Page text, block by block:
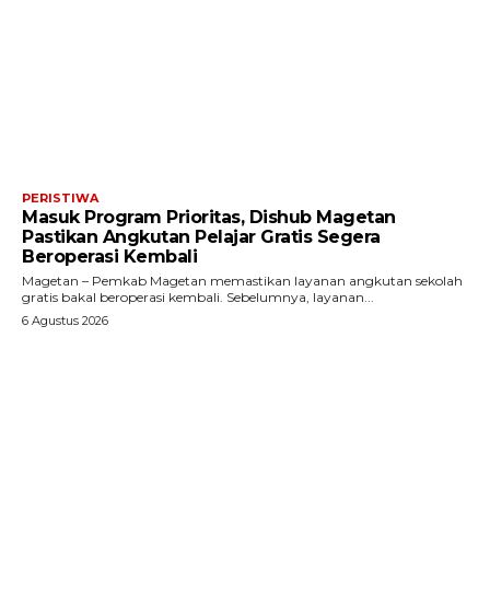
PERISTIWA
Masuk Program Prioritas, Dishub Magetan
Pastikan Angkutan Pelajar Gratis Segera
Beroperasi Kembali
Magetan – Pemkab Magetan memastikan layanan angkutan sekolah
gratis bakal beroperasi kembali. Sebelumnya, layanan...
6 Agustus 2026